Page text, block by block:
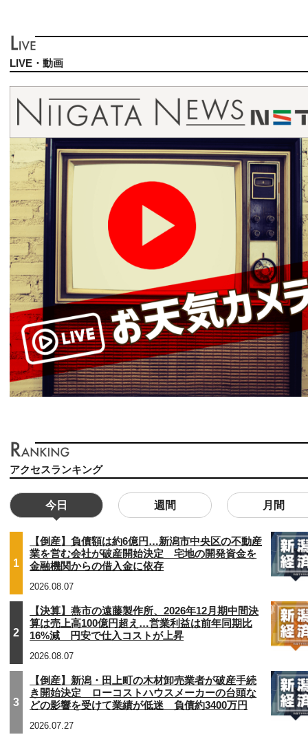
LIVE・動画
アクセスランキング
今日 週間 月間
1
【倒産】負債額は約6億円…新潟市中央区の不動産
業を営む会社が破産開始決定 宅地の開発資金を
金融機関からの借入金に依存
2026.08.07
2
【決算】燕市の遠藤製作所、2026年12月期中間決
算は売上高100億円超え…営業利益は前年同期比
16%減 円安で仕入コストが上昇
2026.08.07
3
【倒産】新潟・田上町の木材卸売業者が破産手続
き開始決定 ローコストハウスメーカーの台頭な
どの影響を受けて業績が低迷 負債約3400万円
2026.07.27